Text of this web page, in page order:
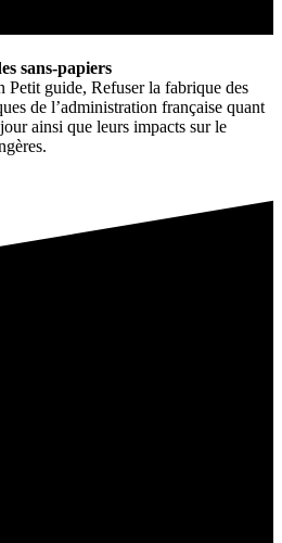
sans-papiers
Petit guide, Refuser la fabrique des
de l’administration française quant
ainsi que leurs impacts sur le